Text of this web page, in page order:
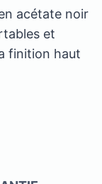
acétate noir
et
finition haut